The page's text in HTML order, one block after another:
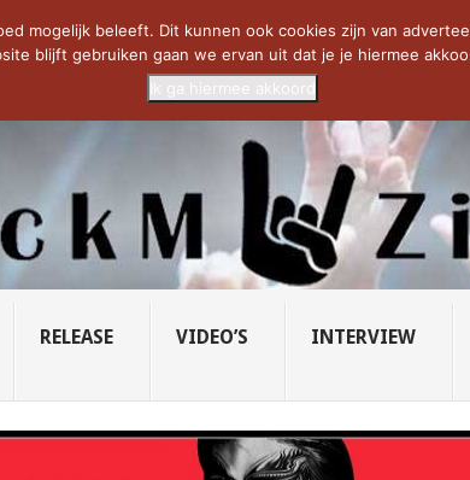
PRIDE OF LIONS – U... SAVATAGE KOMT TERUG IN 0...
RELEASE VIDEO’S INTERVIEW
mogelijk beleeft. Dit kunnen ook cookies zijn van
blijft gebruiken gaan we ervan uit dat je je hiermee
Ik ga hiermee akkoord